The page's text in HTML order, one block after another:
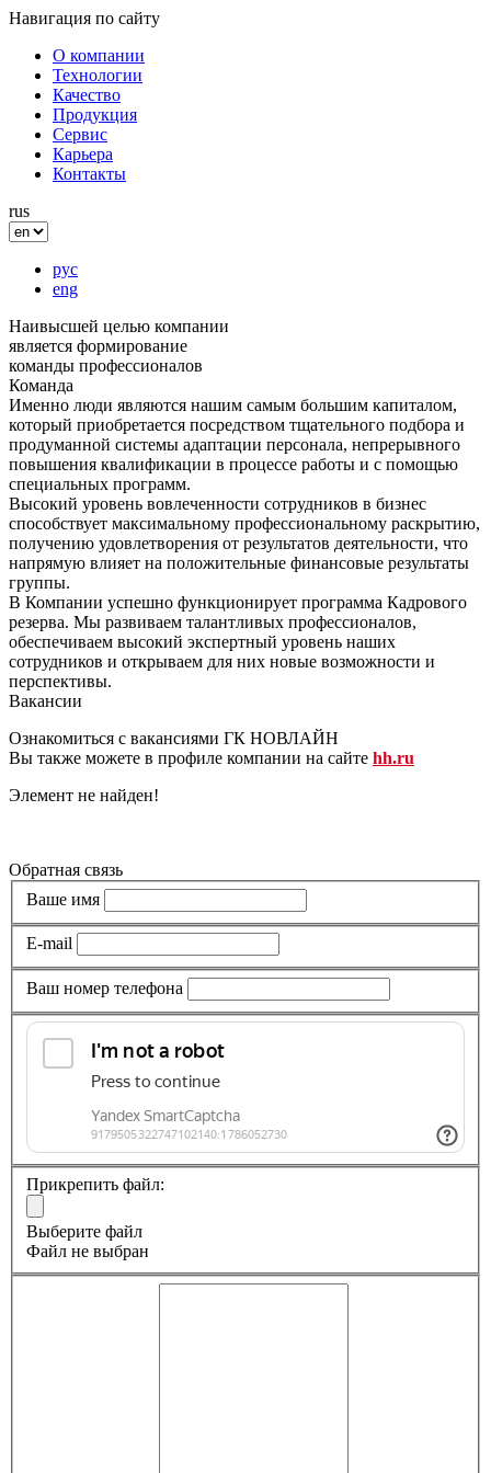
Навигация по сайту
О компании
Технологии
Качество
Продукция
Сервис
Карьера
Контакты
rus
рус
eng
Наивысшей целью компании
является формирование
команды профессионалов
Команда
Именно люди являются нашим самым большим капиталом,
который приобретается посредством тщательного подбора и
продуманной системы адаптации персонала, непрерывного
повышения квалификации в процессе работы и с помощью
специальных программ.
Высокий уровень вовлеченности сотрудников в бизнес
способствует максимальному профессиональному раскрытию,
получению удовлетворения от результатов деятельности, что
напрямую влияет на положительные финансовые результаты
группы.
В Компании успешно функционирует программа Кадрового
резерва. Мы развиваем талантливых профессионалов,
обеспечиваем высокий экспертный уровень наших
сотрудников и открываем для них новые возможности и
перспективы.
Вакансии
Ознакомиться с вакансиями ГК НОВЛАЙН
Вы также можете в профиле компании на сайте hh.ru
Элемент не найден!
Обратная связь
Ваше имя
E-mail
Ваш номер телефона
Прикрепить файл:
Выберите файл
Файл не выбран